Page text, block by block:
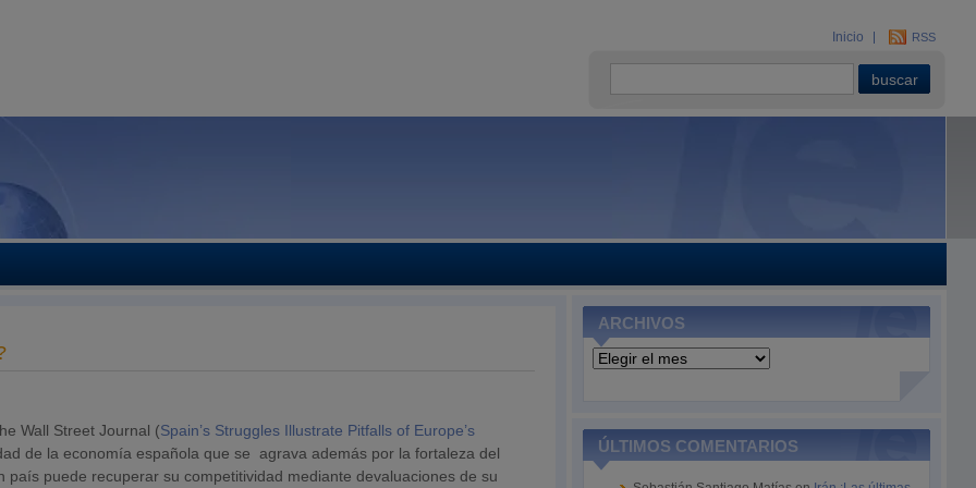
Inicio RSS
Wall Street Journal (Spain’s Struggles Illustrate Pitfalls of Europe’s
de la economía española que se agrava además por la fortaleza del
país puede recuperar su competitividad mediante devaluaciones de su
ARCHIVOS
Archivos
ÚLTIMOS COMENTARIOS